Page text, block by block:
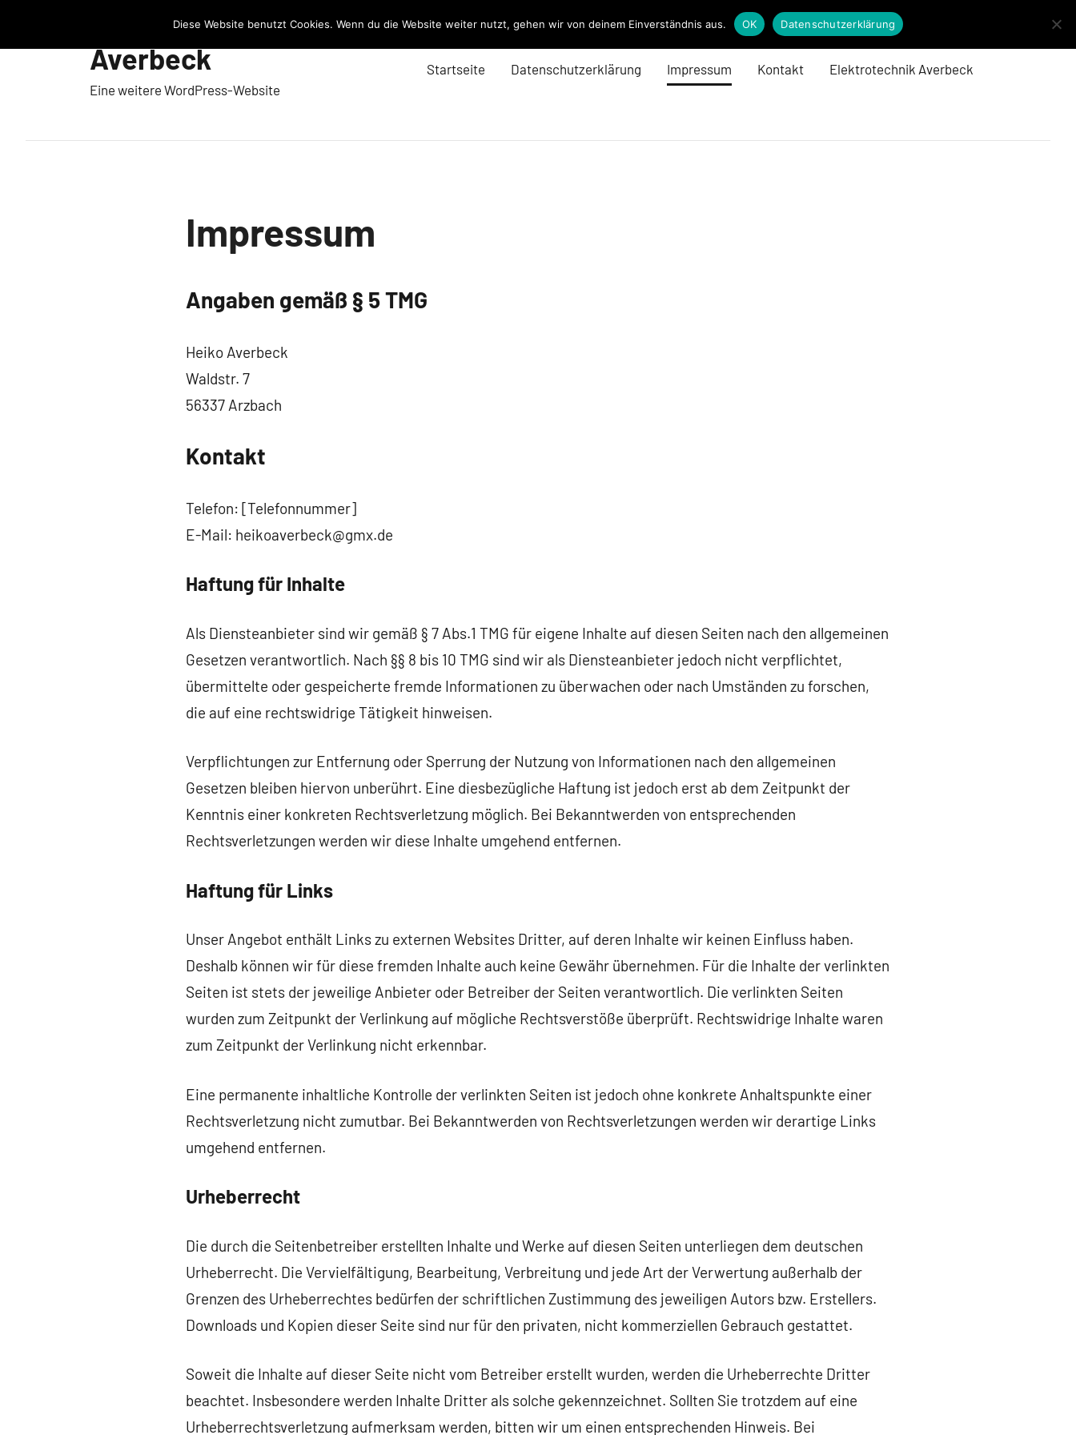
Averbeck
Eine weitere WordPress-Website
Startseite Datenschutzerklärung Impressum Kontakt Elektrotechnik Averbeck
Impressum
Angaben gemäß § 5 TMG
Heiko Averbeck
Waldstr. 7
56337 Arzbach
Kontakt
Telefon: [Telefonnummer]
E-Mail: heikoaverbeck@gmx.de
Haftung für Inhalte
Als Diensteanbieter sind wir gemäß § 7 Abs.1 TMG für eigene Inhalte auf diesen Seiten nach den allgemeinen
Gesetzen verantwortlich. Nach §§ 8 bis 10 TMG sind wir als Diensteanbieter jedoch nicht verpflichtet,
übermittelte oder gespeicherte fremde Informationen zu überwachen oder nach Umständen zu forschen,
die auf eine rechtswidrige Tätigkeit hinweisen.
Verpflichtungen zur Entfernung oder Sperrung der Nutzung von Informationen nach den allgemeinen
Gesetzen bleiben hiervon unberührt. Eine diesbezügliche Haftung ist jedoch erst ab dem Zeitpunkt der
Kenntnis einer konkreten Rechtsverletzung möglich. Bei Bekanntwerden von entsprechenden
Rechtsverletzungen werden wir diese Inhalte umgehend entfernen.
Haftung für Links
Unser Angebot enthält Links zu externen Websites Dritter, auf deren Inhalte wir keinen Einfluss haben.
Deshalb können wir für diese fremden Inhalte auch keine Gewähr übernehmen. Für die Inhalte der verlinkten
Seiten ist stets der jeweilige Anbieter oder Betreiber der Seiten verantwortlich. Die verlinkten Seiten
wurden zum Zeitpunkt der Verlinkung auf mögliche Rechtsverstöße überprüft. Rechtswidrige Inhalte waren
zum Zeitpunkt der Verlinkung nicht erkennbar.
Eine permanente inhaltliche Kontrolle der verlinkten Seiten ist jedoch ohne konkrete Anhaltspunkte einer
Rechtsverletzung nicht zumutbar. Bei Bekanntwerden von Rechtsverletzungen werden wir derartige Links
umgehend entfernen.
Urheberrecht
Die durch die Seitenbetreiber erstellten Inhalte und Werke auf diesen Seiten unterliegen dem deutschen
Urheberrecht. Die Vervielfältigung, Bearbeitung, Verbreitung und jede Art der Verwertung außerhalb der
Grenzen des Urheberrechtes bedürfen der schriftlichen Zustimmung des jeweiligen Autors bzw. Erstellers.
Downloads und Kopien dieser Seite sind nur für den privaten, nicht kommerziellen Gebrauch gestattet.
Soweit die Inhalte auf dieser Seite nicht vom Betreiber erstellt wurden, werden die Urheberrechte Dritter
beachtet. Insbesondere werden Inhalte Dritter als solche gekennzeichnet. Sollten Sie trotzdem auf eine
Urheberrechtsverletzung aufmerksam werden, bitten wir um einen entsprechenden Hinweis. Bei
Diese Website benutzt Cookies. Wenn du die Website weiter nutzt, gehen wir von deinem Einverständnis aus. OK Datenschutzerklärung